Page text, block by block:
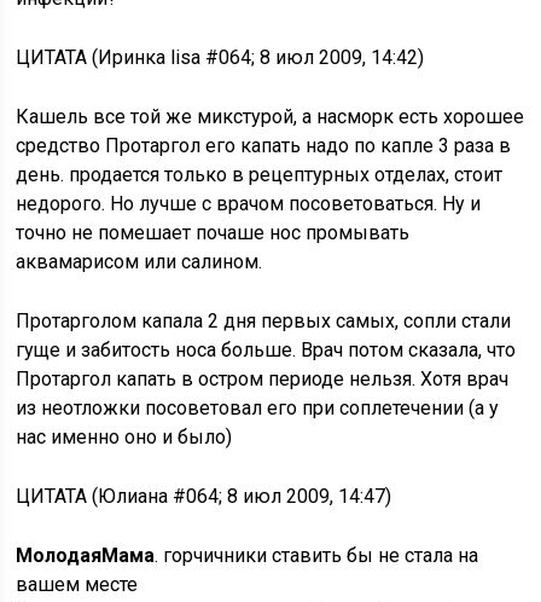
ЦИТАТА (Иринка lisa #064; 8 июл 2009, 14:42)
Кашель все той же микстурой, а насморк есть хорошее
средство Протаргол его капать надо по капле 3 раза в
день. продается только в рецептурных отделах, стоит
недорого. Но лучше с врачом посоветоваться. Ну и
точно не помешает почаше нос промывать
аквамарисом или салином.
Протарголом капала 2 дня первых самых, сопли стали
гуще и забитость носа больше. Врач потом сказала, что
Протаргол капать в остром периоде нельзя. Хотя врач
из неотложки посоветовал его при соплетечении (а у
нас именно оно и было)
ЦИТАТА (Юлиана #064; 8 июл 2009, 14:47)
МолодаяМама. горчичники ставить бы не стала на
вашем месте